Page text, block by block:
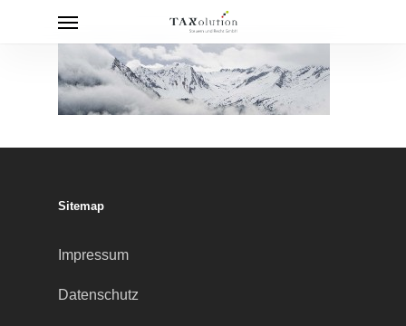
Menu
Sitemap
Impressum
Datenschutz